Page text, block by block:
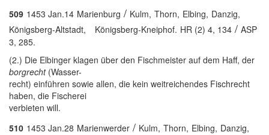
509 1453 Jan.14 Marienburg / Kulm, Thorn, Elbing, Danzig,
Königsberg-Altstadt,
Königsberg-Kneiphof. HR (2) 4, 134 / ASP
3, 285.
(2.) Die Elbinger klagen über den Fischmeister auf dem Haff, der
borgrecht(Wasser-
recht) einführen sowie allen, die kein weitreichendes Fischrecht
haben, die Fischerei
verbieten will.
510 1453 Jan.28 Marienwerder / Kulm, Thorn, Elbing, Danzig,